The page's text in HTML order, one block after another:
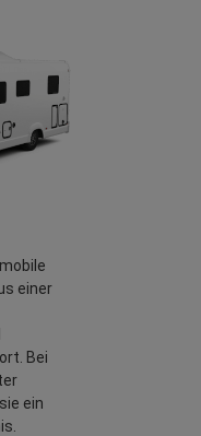
einer
Bei
ein